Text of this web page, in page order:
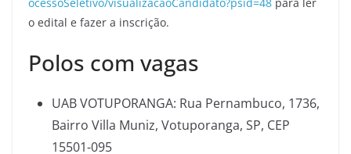
o edital e fazer a inscrição.
Polos com vagas
UAB VOTUPORANGA: Rua Pernambuco, 1736,
Bairro Villa Muniz, Votuporanga, SP, CEP
15501-095